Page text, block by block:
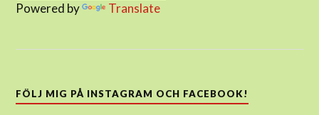
Powered by Translate
FÖLJ MIG PÅ INSTAGRAM OCH FACEBOOK!